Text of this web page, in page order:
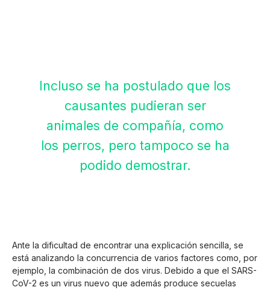
Incluso se ha postulado que los
causantes pudieran ser
animales de compañía, como
los perros, pero tampoco se ha
podido demostrar.
Ante la dificultad de encontrar una explicación sencilla, se
está analizando la concurrencia de varios factores como, por
ejemplo, la combinación de dos virus. Debido a que el SARS-
CoV-2 es un virus nuevo que además produce secuelas